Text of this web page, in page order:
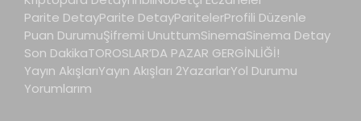
Parite DetayParite DetayParitelerProfili Düzenle
Puan DurumuŞifremi UnuttumSinemaSinema Detay
Son DakikaTOROSLAR’DA PAZAR GERGİNLİĞİ!
Yayın AkışlarıYayın Akışları 2YazarlarYol Durumu
Yorumlarım